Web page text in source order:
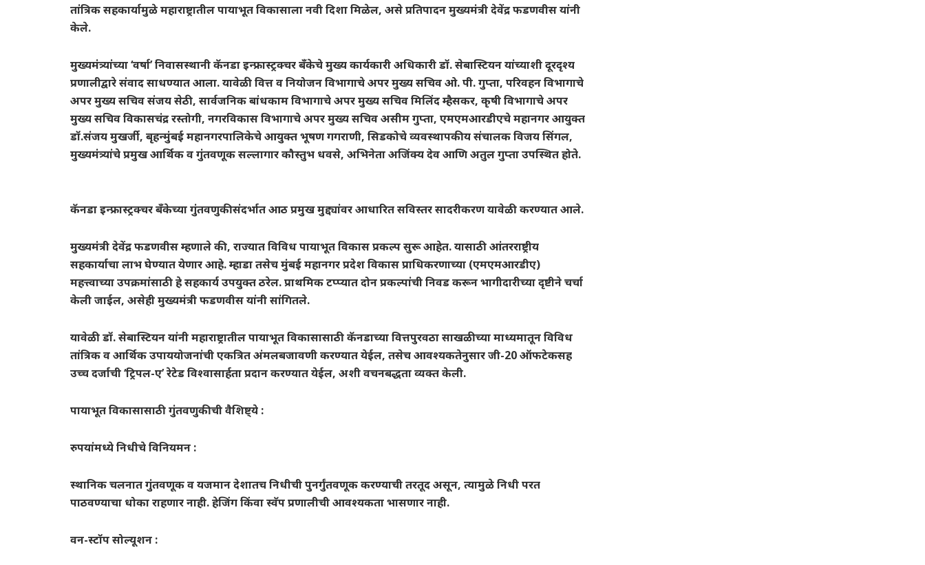
तांत्रिक सहकार्यामुळे महाराष्ट्रातील पायाभूत विकासाला नवी दिशा मिळेल, असे प्रतिपादन मुख्यमंत्री देवेंद्र फडणवीस यांनी
केले.
मुख्यमंत्र्यांच्या ‘वर्षा’ निवासस्थानी कॅनडा इन्फ्रास्ट्रक्चर बँकेचे मुख्य कार्यकारी अधिकारी डॉ. सेबास्टियन यांच्याशी दूरदृश्य
प्रणालीद्वारे संवाद साधण्यात आला. यावेळी वित्त व नियोजन विभागाचे अपर मुख्य सचिव ओ. पी. गुप्ता, परिवहन विभागाचे
अपर मुख्य सचिव संजय सेठी, सार्वजनिक बांधकाम विभागाचे अपर मुख्य सचिव मिलिंद म्हैसकर, कृषी विभागाचे अपर
मुख्य सचिव विकासचंद्र रस्तोगी, नगरविकास विभागाचे अपर मुख्य सचिव असीम गुप्ता, एमएमआरडीएचे महानगर आयुक्त
डॉ.संजय मुखर्जी, बृहन्मुंबई महानगरपालिकेचे आयुक्त भूषण गगराणी, सिडकोचे व्यवस्थापकीय संचालक विजय सिंगल,
मुख्यमंत्र्यांचे प्रमुख आर्थिक व गुंतवणूक सल्लागार कौस्तुभ धवसे, अभिनेता अजिंक्य देव आणि अतुल गुप्ता उपस्थित होते.
कॅनडा इन्फ्रास्ट्रक्चर बँकेच्या गुंतवणुकीसंदर्भात आठ प्रमुख मुद्द्यांवर आधारित सविस्तर सादरीकरण यावेळी करण्यात आले.
मुख्यमंत्री देवेंद्र फडणवीस म्हणाले की, राज्यात विविध पायाभूत विकास प्रकल्प सुरू आहेत. यासाठी आंतरराष्ट्रीय
सहकार्याचा लाभ घेण्यात येणार आहे. म्हाडा तसेच मुंबई महानगर प्रदेश विकास प्राधिकरणाच्या (एमएमआरडीए)
महत्त्वाच्या उपक्रमांसाठी हे सहकार्य उपयुक्त ठरेल. प्राथमिक टप्प्यात दोन प्रकल्पांची निवड करून भागीदारीच्या दृष्टीने चर्चा
केली जाईल, असेही मुख्यमंत्री फडणवीस यांनी सांगितले.
यावेळी डॉ. सेबास्टियन यांनी महाराष्ट्रातील पायाभूत विकासासाठी कॅनडाच्या वित्तपुरवठा साखळीच्या माध्यमातून विविध
तांत्रिक व आर्थिक उपाययोजनांची एकत्रित अंमलबजावणी करण्यात येईल, तसेच आवश्यकतेनुसार जी-20 ऑफटेकसह
उच्च दर्जाची ‘ट्रिपल-ए’ रेटेड विश्वासार्हता प्रदान करण्यात येईल, अशी वचनबद्धता व्यक्त केली.
पायाभूत विकासासाठी गुंतवणुकीची वैशिष्ट्ये :
रुपयांमध्ये निधीचे विनियमन :
स्थानिक चलनात गुंतवणूक व यजमान देशातच निधीची पुनर्गुंतवणूक करण्याची तरतूद असून, त्यामुळे निधी परत
पाठवण्याचा धोका राहणार नाही. हेजिंग किंवा स्वॅप प्रणालीची आवश्यकता भासणार नाही.
वन-स्टॉप सोल्यूशन :